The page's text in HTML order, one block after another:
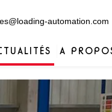
automation.com
Études de cas
Études de cas
A
Distributeurs